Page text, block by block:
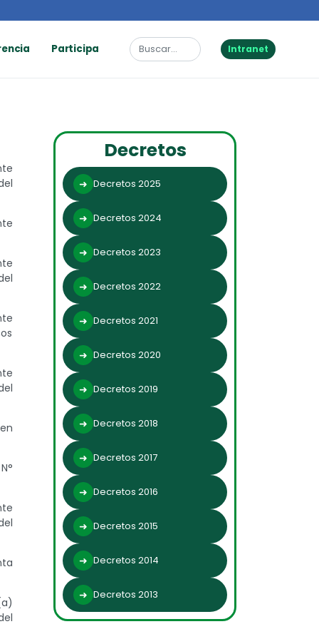
Participa Intranet
Decretos
Decretos 2025
Decretos 2024
Decretos 2023
Decretos 2022
Decretos 2021
Decretos 2020
Decretos 2019
Decretos 2018
Decretos 2017
Decretos 2016
Decretos 2015
Decretos 2014
Decretos 2013